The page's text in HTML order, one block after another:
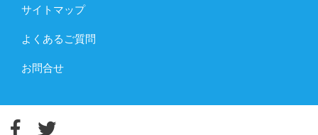
サイトマップ
よくあるご質問
お問合せ